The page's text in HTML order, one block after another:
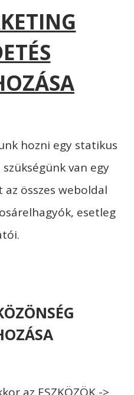
hozni egy statikus
van egy
az összes weboldal
esetleg